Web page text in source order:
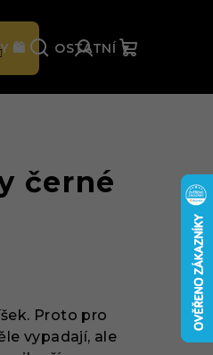
Hledat
🛍️ OSTATNÍ ▼
černé
Proto pro
vypadají, ale